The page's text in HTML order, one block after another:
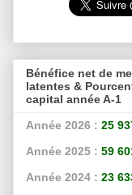
Bénéfice net de
latentes &
capital année A-1
Année 2026 : 25
Année 2025 : 59
Année 2024 : 23